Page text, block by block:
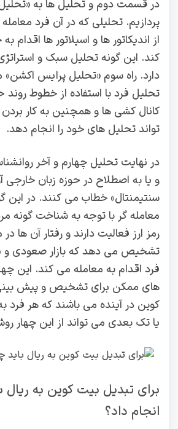
در قسمت دوم و تحلیل ها به
پردازیم. تحلیلی که در آن فرد معامله
از اندیکاتور ها و اسیلاتور ها اقدام
کند. این گونه تحلیل سبک و
دارد. راه سوم «تحلیل پرایس اکشن»
تحلیل فرد با استفاده از خطوط
کانال کشی ها و همچنین به کار
تواند تحلیل های خود را انجام دهد.
در نهایت تحلیل چهارم و آخر
و یا به اصطلاح در حوزه زبان خارجی
سنتیمنتال» خطاب می کنند. در این
معامله گر با توجه به شناخت گونه
رمز ارز فعالیت دارند و رفتار آن ها
تشخیص می دهد که بازار صعودی و
فرد اقدام به معامله می کند. این
های ممکن برای تشخیص و پیش
کوین در آینده می باشند که هر فرد
یا تک بعدی می تواند از این
برای تبدیل بیت کوین به ریال
انجام داد؟